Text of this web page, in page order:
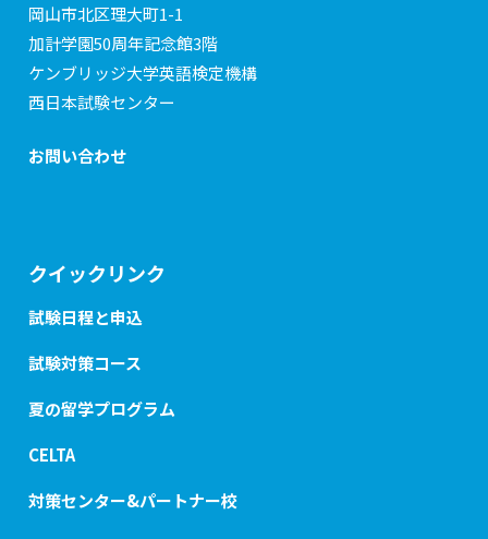
岡山市北区理大町1-1
加計学園50周年記念館3階
ケンブリッジ大学英語検定機構
西日本試験センター
お問い合わせ
クイックリンク
試験日程と申込
試験対策コース
夏の留学プログラム
CELTA
対策センター&パートナー校